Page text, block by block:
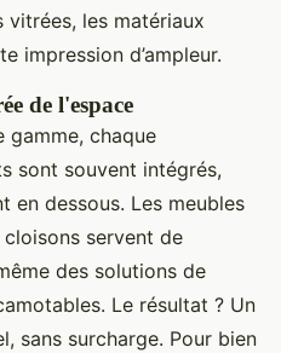
vitrées, les matériaux
impression d’ampleur.
de l'espace
gamme, chaque
sont souvent intégrés,
en dessous. Les meubles
cloisons servent de
des solutions de
Le résultat ? Un
sans surcharge. Pour bien